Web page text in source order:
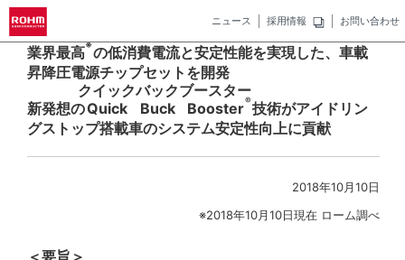
ニュース 採用情報 お問い合わせ
業界最高※の低消費電流と安定性能を実現した、車載
昇降圧電源チップセットを開発
新発想のQuick
クイック
Buck
バック
Booster
ブースター
®技術がアイドリン
グストップ搭載車のシステム安定性向上に貢献
2018年10月10日
※2018年10月10日現在 ローム調べ
＜要旨＞